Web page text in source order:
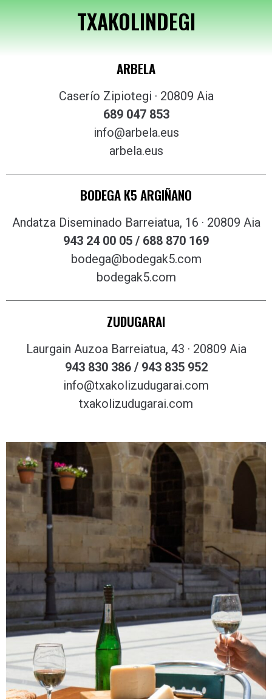
TXAKOLINDEGI
ARBELA
Caserío Zipiotegi · 20809 Aia
689 047 853
info@arbela.eus
arbela.eus
BODEGA K5 ARGIÑANO
Andatza Diseminado Barreiatua, 16 · 20809 Aia
943 24 00 05 / 688 870 169
bodega@bodegak5.com
bodegak5.com
ZUDUGARAI
Laurgain Auzoa Barreiatua, 43 · 20809 Aia
943 830 386 / 943 835 952
info@txakolizudugarai.com
txakolizudugarai.com